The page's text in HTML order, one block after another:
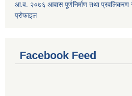
आ.व. २०७६ आवास पूर्णनिर्माण तथा प्रवलिकरण
प्रोफाइल
Facebook Feed